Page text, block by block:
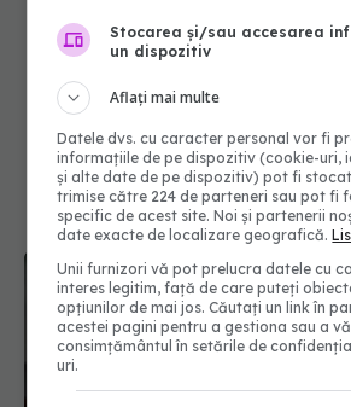
Stocarea și/sau accesarea
un dispozitiv
Aflați mai multe
Datele dvs. cu caracter personal vor fi
informațiile de pe dispozitiv (cookie-uri,
și alte date de pe dispozitiv) pot fi
trimise către 224 de parteneri sau pot fi
specific de acest site. Noi și partenerii
date exacte de localizare geografică.
Unii furnizori vă pot prelucra datele cu
interes legitim, față de care puteți
opțiunilor de mai jos. Căutați un link în
acestei pagini pentru a gestiona sau a
consimțământul în setările de
uri.